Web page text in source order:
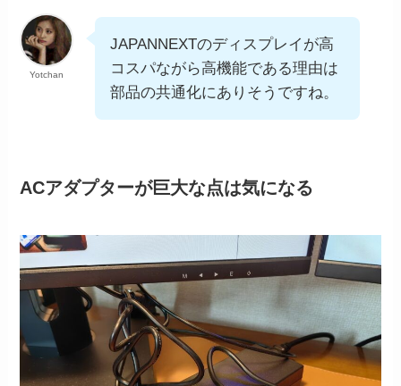
Yotchan
JAPANNEXTのディスプレイが高
コスパながら高機能である理由は
部品の共通化にありそうですね。
ACアダプターが巨大な点は気になる